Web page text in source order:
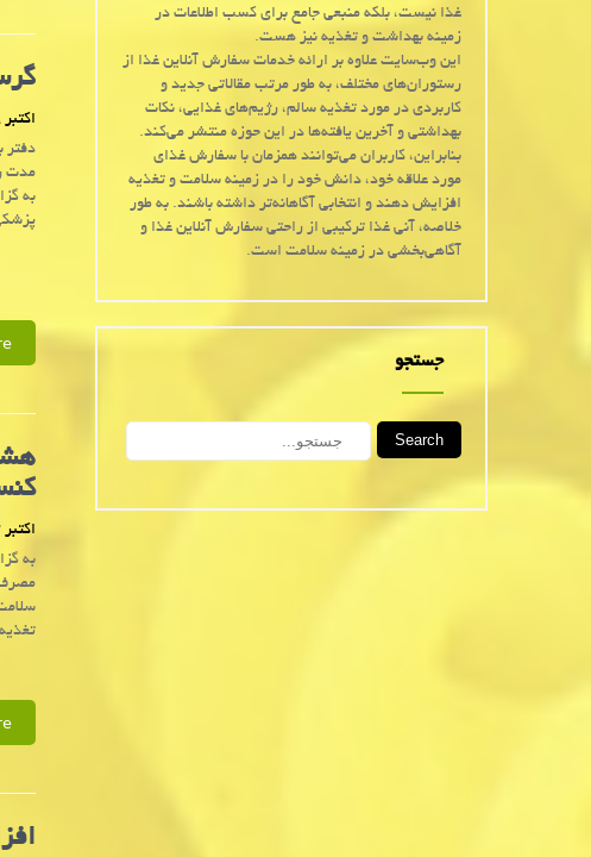
اکتبر 28, 2025
دفتر
مدت
به
اکتبر 27, 2025
به
مصرف
غذا نیست، بلکه منبعی جامع برای کسب اطلاعات در
زمینه بهداشت و تغذیه نیز هست.
این وب‌سایت علاوه بر ارائه خدمات سفارش آنلاین غذا از
رستوران‌های مختلف، به طور مرتب مقالاتی جدید و
کاربردی در مورد تغذیه سالم، رژیم‌های غذایی، نکات
بهداشتی و آخرین یافته‌ها در این حوزه منتشر می‌کند.
بنابراین، کاربران می‌توانند همزمان با سفارش غذای
مورد علاقه خود، دانش خود را در زمینه سلامت و تغذیه
افزایش دهند و انتخابی آگاهانه‌تر داشته باشند. به طور
خلاصه، آنی غذا ترکیبی از راحتی سفارش آنلاین غذا و
آگاهی‌بخشی در زمینه سلامت است.
جستجو
Search